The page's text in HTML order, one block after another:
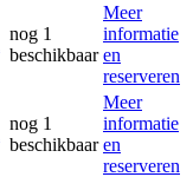
nog 1
beschikbaar
Meer
informatie
en
reserveren
nog 1
beschikbaar
Meer
informatie
en
reserveren